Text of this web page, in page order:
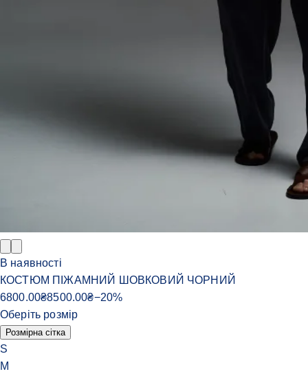
В наявності
КОСТЮМ ПІЖАМНИЙ ШОВКОВИЙ ЧОРНИЙ
6800.00₴8500.00₴−20%
Оберіть розмір
Розмірна сітка
S
M